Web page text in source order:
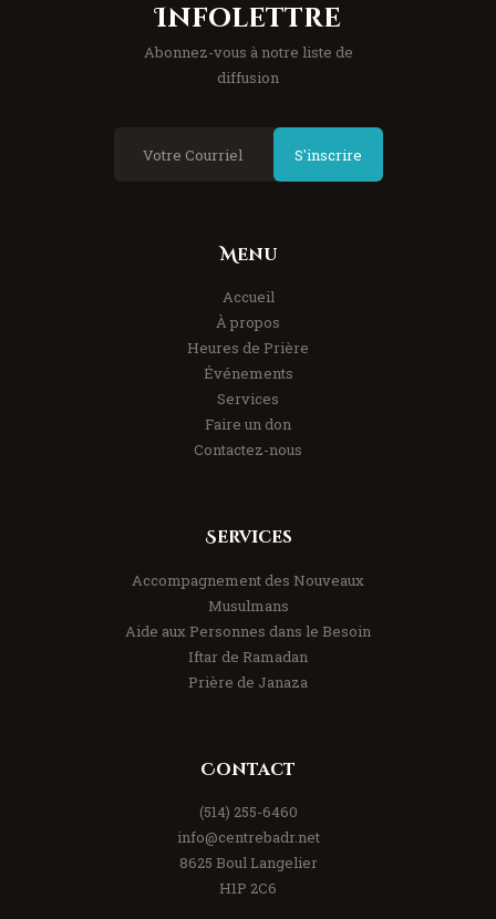
Infolettre
Abonnez-vous à notre liste de
diffusion
S'inscrire
Menu
Accueil
À propos
Heures de Prière
Événements
Services
Faire un don
Contactez-nous
Services
Accompagnement des Nouveaux
Musulmans
Aide aux Personnes dans le Besoin
Iftar de Ramadan
Prière de Janaza
Contact
(514) 255-6460
info@centrebadr.net
8625 Boul Langelier
H1P 2C6